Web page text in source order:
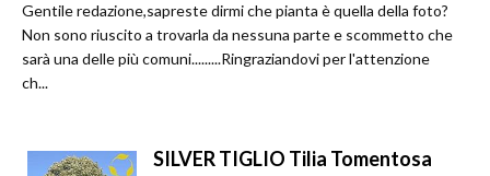
Gentile redazione,sapreste dirmi che pianta è quella della foto?
Non sono riuscito a trovarla da nessuna parte e scommetto che
sarà una delle più comuni.........Ringraziandovi per l'attenzione
ch...
SILVER TIGLIO Tilia Tomentosa